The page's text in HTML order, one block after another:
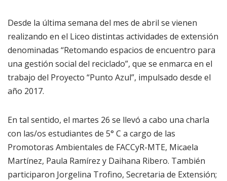
Desde la última semana del mes de abril se vienen
realizando en el Liceo distintas actividades de extensión
denominadas “Retomando espacios de encuentro para
una gestión social del reciclado”, que se enmarca en el
trabajo del Proyecto “Punto Azul”, impulsado desde el
año 2017.
En tal sentido, el martes 26 se llevó a cabo una charla
con las/os estudiantes de 5° C a cargo de las
Promotoras Ambientales de FACCyR-MTE, Micaela
Martínez, Paula Ramírez y Daihana Ribero. También
participaron Jorgelina Trofino, Secretaria de Extensión;